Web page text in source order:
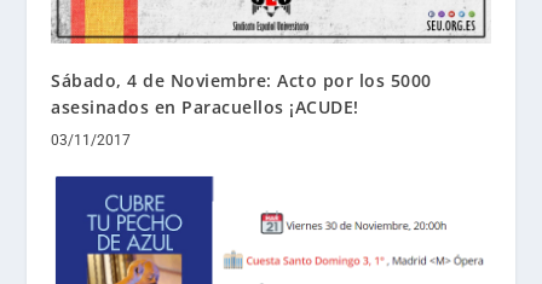
Sábado, 4 de Noviembre: Acto por los 5000
asesinados en Paracuellos ¡ACUDE!
03/11/2017